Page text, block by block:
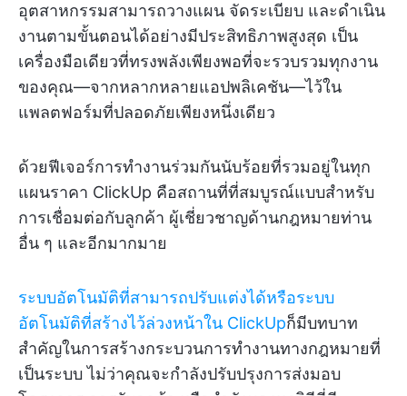
อุตสาหกรรมสามารถวางแผน จัดระเบียบ และดำเนิน
งานตามขั้นตอนได้อย่างมีประสิทธิภาพสูงสุด เป็น
เครื่องมือเดียวที่ทรงพลังเพียงพอที่จะรวบรวมทุกงาน
ของคุณ—จากหลากหลายแอปพลิเคชัน—ไว้ใน
แพลตฟอร์มที่ปลอดภัยเพียงหนึ่งเดียว
ด้วยฟีเจอร์การทำงานร่วมกันนับร้อยที่รวมอยู่ในทุก
แผนราคา ClickUp คือสถานที่ที่สมบูรณ์แบบสำหรับ
การเชื่อมต่อกับลูกค้า ผู้เชี่ยวชาญด้านกฎหมายท่าน
อื่น ๆ และอีกมากมาย
ระบบอัตโนมัติที่สามารถปรับแต่งได้หรือระบบ
อัตโนมัติที่สร้างไว้ล่วงหน้าใน ClickUpก็มีบทบาท
สำคัญในการสร้างกระบวนการทำงานทางกฎหมายที่
เป็นระบบ ไม่ว่าคุณจะกำลังปรับปรุงการส่งมอบ